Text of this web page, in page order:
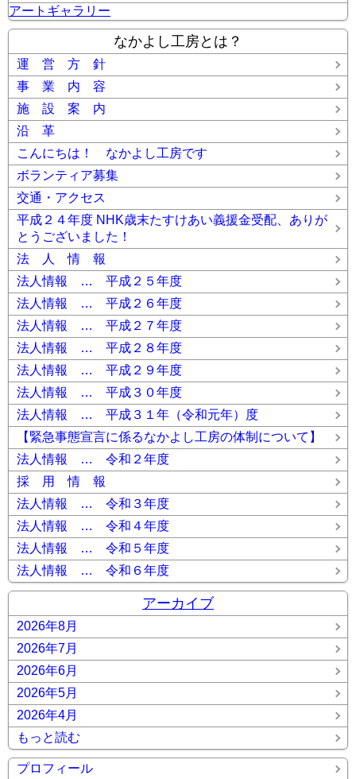
アートギャラリー
なかよし工房とは？
運 営 方 針
事 業 内 容
施 設 案 内
沿 革
こんにちは！ なかよし工房です
ボランティア募集
交通・アクセス
平成２４年度 NHK歳末たすけあい義援金受配、ありが
とうございました！
法 人 情 報
法人情報 … 平成２５年度
法人情報 … 平成２６年度
法人情報 … 平成２７年度
法人情報 … 平成２８年度
法人情報 … 平成２９年度
法人情報 … 平成３０年度
法人情報 … 平成３１年（令和元年）度
【緊急事態宣言に係るなかよし工房の体制について】
法人情報 … 令和２年度
採 用 情 報
法人情報 … 令和３年度
法人情報 … 令和４年度
法人情報 … 令和５年度
法人情報 … 令和６年度
アーカイブ
2026年8月
2026年7月
2026年6月
2026年5月
2026年4月
もっと読む
プロフィール